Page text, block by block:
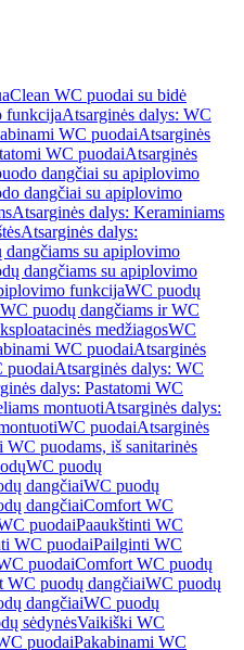
WC puodai su bidė
funkcijaAtsarginės dalys: WC
WC puodaiAtsarginės
WC puodaiAtsarginės
dangčiai su apiplovimo
dangčiai su apiplovimo
Atsarginės dalys: Keraminiams
Atsarginės dalys:
su apiplovimo
dangčiams su apiplovimo
funkcijaWC puodų
WC puodų dangčiams ir WC
medžiagosWC
WC puodaiAtsarginės
puodaiAtsarginės dalys: WC
dalys: Pastatomi WC
montuotiAtsarginės dalys:
WC puodaiAtsarginės
puodams, iš sanitarinės
WC puodų
dangčiaiWC puodų
dangčiaiComfort WC
puodaiPaaukštinti WC
WC puodaiPailginti WC
puodaiComfort WC puodų
WC puodų dangčiaiWC puodų
dangčiaiWC puodų
sėdynėsVaikiški WC
puodaiPakabinami WC